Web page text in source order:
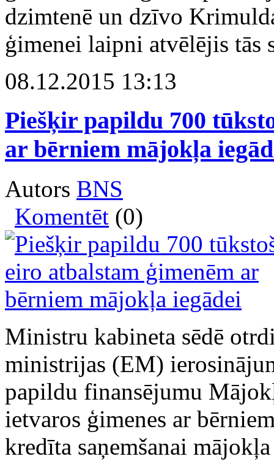
dzimtenē un dzīvo
ģimenei laipni atvēlējis tās
08.12.2015 13:13
Piešķir papildu 700
ar bērniem mājokļa
Autors BNS
Komentēt (0)
Ministru kabineta sēdē
ministrijas (EM)
papildu finansējumu
ietvaros ģimenes ar
kredīta saņemšanai